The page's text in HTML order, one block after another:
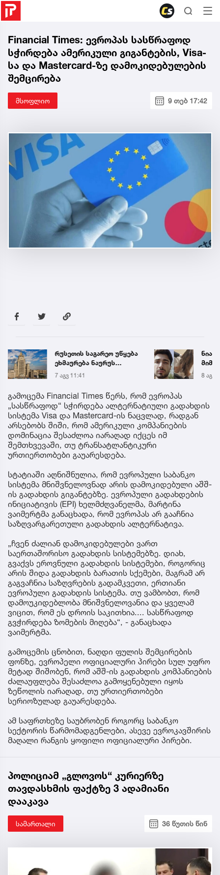
Financial Times: ევროპას სასწრაფოდ
სჭირდება ამერიკული გიგანტების, Visa-
სა და Mastercard-ზე დამოკიდებულების
შემცირება
მსოფლიო 9 თებ 17:42
რუსეთის საგარეო უწყება
ეხმაურება ნაურუს
გადაწყვეტილებას
ოკუპირებულ
აფხაზეთთან
დიპლომატიური
ურთიერთობების
შეწყვეტის შესახებ –
„ჩვენთვის ამ
გადაწყვეტილების
მოტივები გაუგებარია“
7 აგვ 11:41
ნია
8 აგვ
გამოცემა Financial Times წერს, რომ ევროპას
„სასწრაფოდ“ სჭირდება ალტერნატიული გადახდის
სისტემა Visa და Mastercard-ის ნაცვლად, რადგან
არსებობს შიში, რომ ამერიკული კომპანიების
დომინაცია შესაძლოა იარაღად იქცეს იმ
შემთხვევაში, თუ ტრანსატლანტიკური
ურთიერთობები გაუარესდება.
სტატიაში აღნიშნულია, რომ ევროპული საბანკო
სისტემა მნიშვნელოვნად არის დამოკიდებული აშშ-
ის გადახდის გიგანტებზე. ევროპული გადახდების
ინიციატივის (EPI) ხელმძღვანელმა, მარტინა
ვაიმერტმა განაცხადა, რომ ევროპას არ გააჩნია
საზღვარგარეთული გადახდის ალტერნატივა.
„ჩვენ ძალიან დამოკიდებულები ვართ
საერთაშორისო გადახდის სისტემებზე. დიახ,
გვაქვს ეროვნული გადახდის სისტემები, როგორიც
არის შიდა გადახდის ბარათის სქემები, მაგრამ არ
გაგვაჩნია საზღვრების გადამკვეთი, ერთიანი
ევროპული გადახდის სისტემა. თუ ვამბობთ, რომ
დამოუკიდებლობა მნიშვნელოვანია და ყველამ
ვიცით, რომ ეს დროის საკითხია.... სასწრაფოდ
გვჭირდება ზომების მიღება“, - განაცხადა
ვაიმერტმა.
გამოცემის ცნობით, ნაღდი ფულის შემცირების
ფონზე, ევროპელი ოფიციალური პირები სულ უფრო
მეტად შიშობენ, რომ აშშ-ის გადახდის კომპანიების
ძალაუფლება შესაძლოა გამოყენებული იყოს
ზეწოლის იარაღად, თუ ურთიერთობები
სერიოზულად გაუარესდება.
ამ საფრთხეზე საუბრობენ როგორც საბანკო
სექტორის წარმომადგენლები, ასევე ევროკავშირის
მაღალი რანგის ყოფილი ოფიციალური პირები.
პოლიციამ „გლოვოს“ კურიერზე
თავდასხმის ფაქტზე 3 ადამიანი
დააკავა
სამართალი 36 წუთის წინ